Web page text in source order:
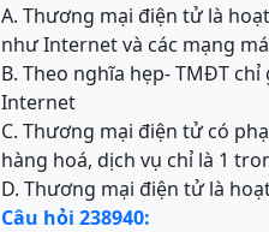
A. Thương mại điện tử là
như Internet và các mạng
B. Theo nghĩa hẹp- TMĐT
Internet
C. Thương mại điện tử có
hàng hoá, dịch vụ chỉ là 1
D. Thương mại điện tử là
Câu hỏi 238940: